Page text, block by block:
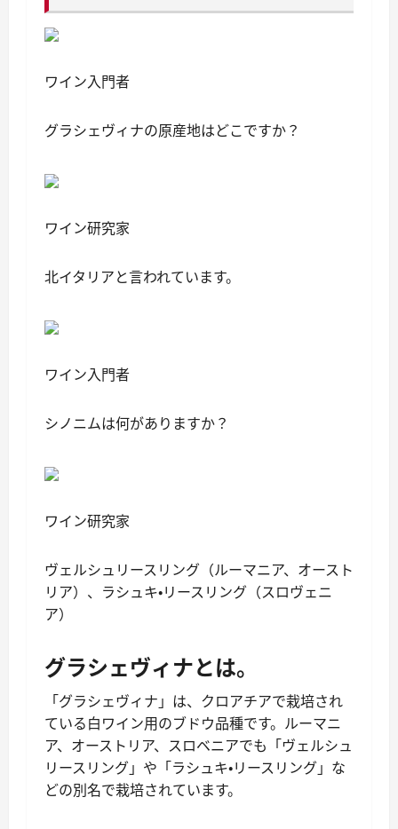
ワイン入門者
グラシェヴィナの原産地はどこですか？
ワイン研究家
北イタリアと言われています。
ワイン入門者
シノニムは何がありますか？
ワイン研究家
ヴェルシュリースリング（ルーマニア、オースト
リア）、ラシュキ・リースリング（スロヴェニ
ア）
グラシェヴィナとは。
「グラシェヴィナ」は、クロアチアで栽培され
ている白ワイン用のブドウ品種です。ルーマニ
ア、オーストリア、スロベニアでも「ヴェルシュ
リースリング」や「ラシュキ・リースリング」な
どの別名で栽培されています。